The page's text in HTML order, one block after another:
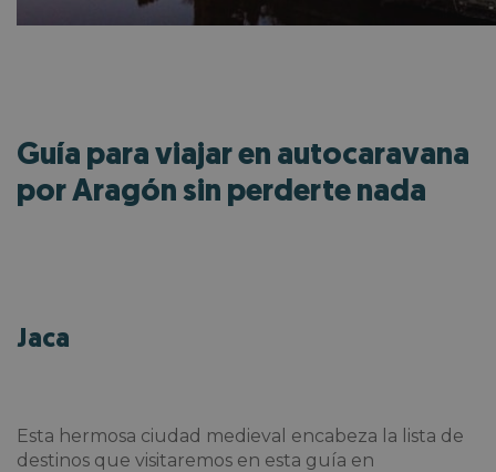
Guía para viajar en autocaravana
por Aragón sin perderte nada
Jaca
Esta hermosa ciudad medieval encabeza la lista de
destinos que visitaremos en esta guía en